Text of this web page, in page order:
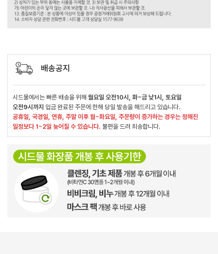
배송공지
시드물에서는 빠른 배송을 위해 월요일 오전10시, 화~금 낮1시, 토요일
오전9시까지 입금 완료된 주문에 한해 당일 발송을 해드리고 있습니다.
공휴일, 국경일, 연휴, 주말 이후 월~화요일, 주문량이 증가하는 경우는 정해진
일정보다 1~2일 늦어질 수 있습니다. 불편을 드려 죄송합니다.